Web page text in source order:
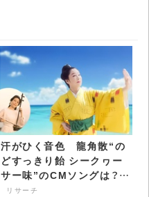
汗がひく音色 龍角散“の
どすっきり飴 シークヮー
サー味”のCMソングは？ -
CDJournal リサーチ
リサーチ